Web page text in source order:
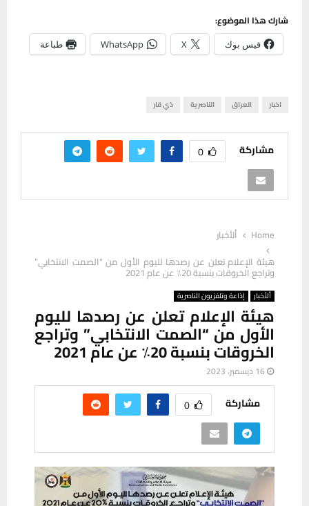
شارك هذا الموضوع:
فيس بوك X
WhatsApp طباعة
اخبار العراق الناصرية ذي قار
مشاركة 0
Home
ألأخبار
هيئة الإعلام تعلن عن رصدها لليوم الأول من “الصمت الانتخابي”
وتراجع الخروقات بنسبة 20٪ عن عام 2021
ألأخبار إذاعة وتلفزيون الناصرية
هيئة الإعلام تعلن عن رصدها لليوم
الأول من “الصمت الانتخابي” وتراجع
الخروقات بنسبة 20٪ عن عام 2021
16 ديسمبر، 2023
مشاركة 0